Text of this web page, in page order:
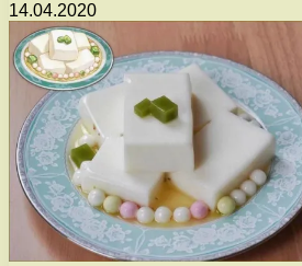
14.04.2020